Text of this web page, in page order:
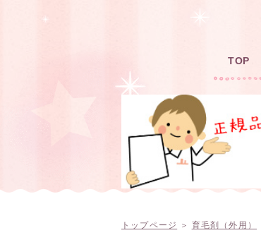
TOP
トップページ ＞ 育毛剤（外用）